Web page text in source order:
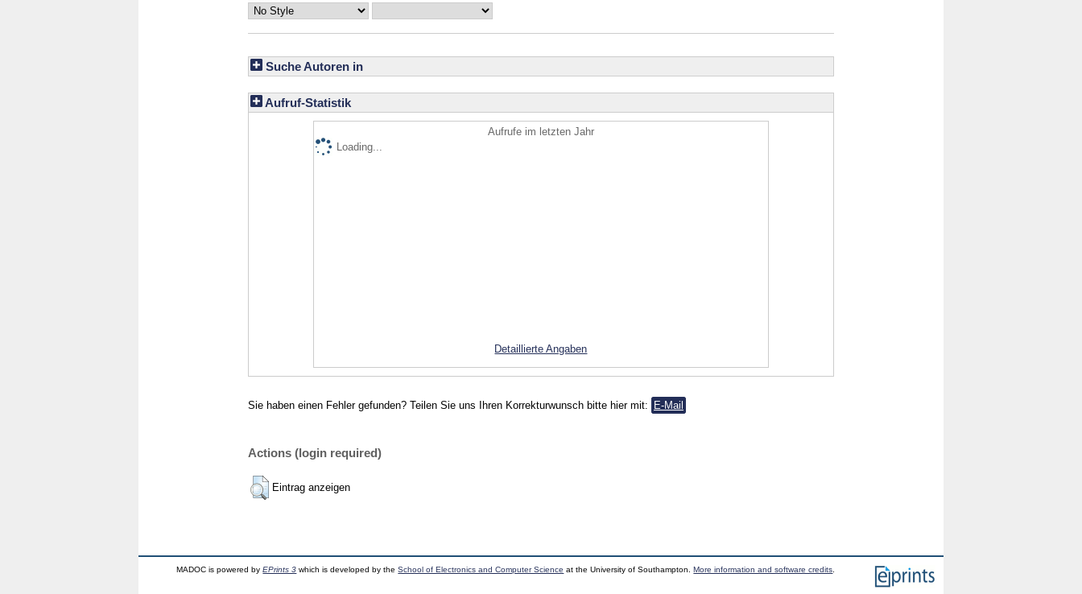
Suche Autoren in
Aufruf-Statistik
Aufrufe im letzten Jahr
Loading...
Detaillierte Angaben
Sie haben einen Fehler gefunden? Teilen Sie uns Ihren Korrekturwunsch bitte hier mit: E-Mail
Actions (login required)
Eintrag anzeigen
MADOC is powered byEPrints 3 which is developed by theSchool of Electronics and Computer Science at the University of Southampton.More information and software credits